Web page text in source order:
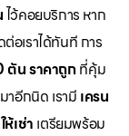
ไว้คอยบริการ หาก
อเราได้ทันที การ
ตัน ราคาถูกที่คุ้ม
อีกนิด เรามี เครน
เช่า เตรียมพร้อม